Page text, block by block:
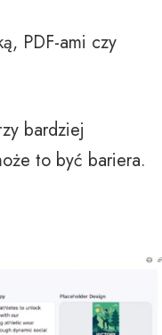
PDF-ami czy
bardziej
to być bariera.